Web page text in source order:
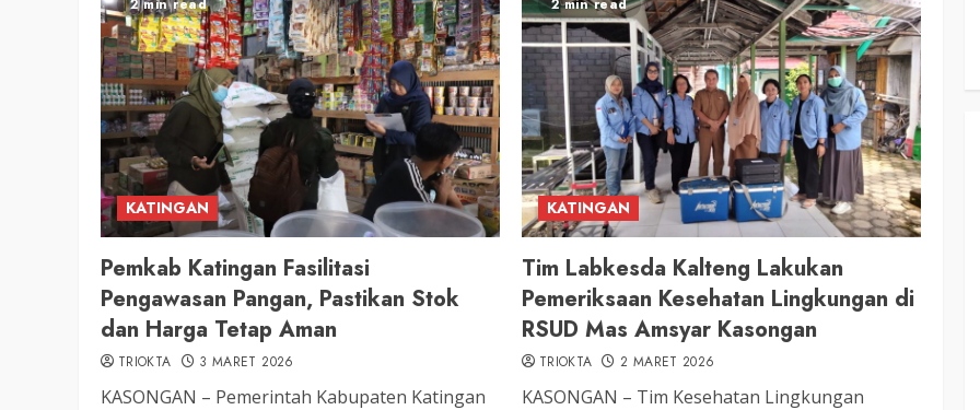
2 min read
KATINGAN
Pemkab Katingan Fasilitasi
Pengawasan Pangan, Pastikan Stok
dan Harga Tetap Aman
TRIOKTA 3 MARET 2026
KASONGAN – Pemerintah Kabupaten Katingan
2 min read
KATINGAN
Tim Labkesda Kalteng Lakukan
Pemeriksaan Kesehatan Lingkungan di
RSUD Mas Amsyar Kasongan
TRIOKTA 2 MARET 2026
KASONGAN – Tim Kesehatan Lingkungan